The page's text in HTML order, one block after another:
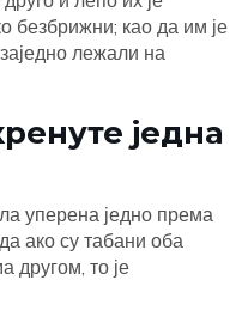
безбрижни; као да им је
лежали на
једна
уперена једно према
ако су табани оба
другом, то је